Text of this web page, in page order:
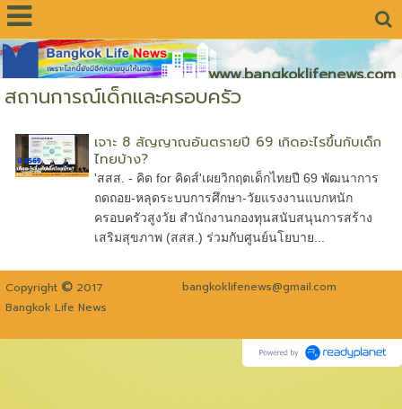
www.bangkoklifenews.com
สถานการณ์เด็กและครอบครัว
เจาะ 8 สัญญาณอันตรายปี 69 เกิดอะไรขึ้นกับเด็ก
ไทยบ้าง?
'สสส. - คิด for คิดส์'เผยวิกฤตเด็กไทยปี 69 พัฒนาการ
ถดถอย-หลุดระบบการศึกษา-วัยแรงงานแบกหนัก
ครอบครัวสูงวัย สำนักงานกองทุนสนับสนุนการสร้าง
เสริมสุขภาพ (สสส.) ร่วมกับศูนย์นโยบาย...
Copyright © 2017
bangkoklifenews@gmail.com
Bangkok Life News